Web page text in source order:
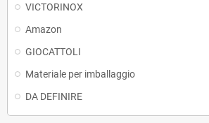
VICTORINOX
Amazon
GIOCATTOLI
Materiale per imballaggio
DA DEFINIRE